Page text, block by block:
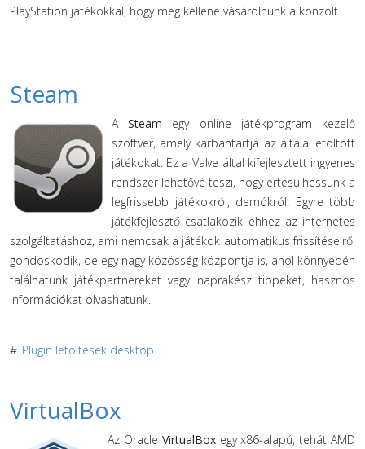
PlayStation játékokkal, hogy meg kellene vásárolnunk a konzolt.
Steam
ASteam egy online játékprogram kezelő
szoftver, amely karbantartja az általa letöltött
játékokat. Ez a Valve által kifejlesztett ingyenes
rendszer lehetővé teszi, hogy értesülhessünk a
legfrissebb játékokról, demókról. Egyre több
játékfejlesztő csatlakozik ehhez az internetes
szolgáltatáshoz, ami nemcsak a játékok automatikus frissítéseiről
gondoskodik, de egy nagy közösség központja is, ahol könnyedén
találhatunk játékpartnereket vagy naprakész tippeket, hasznos
információkat olvashatunk.
# Plugin letöltések desktop
VirtualBox
Az Oracle VirtualBoxegy x86-alapú, tehát AMD